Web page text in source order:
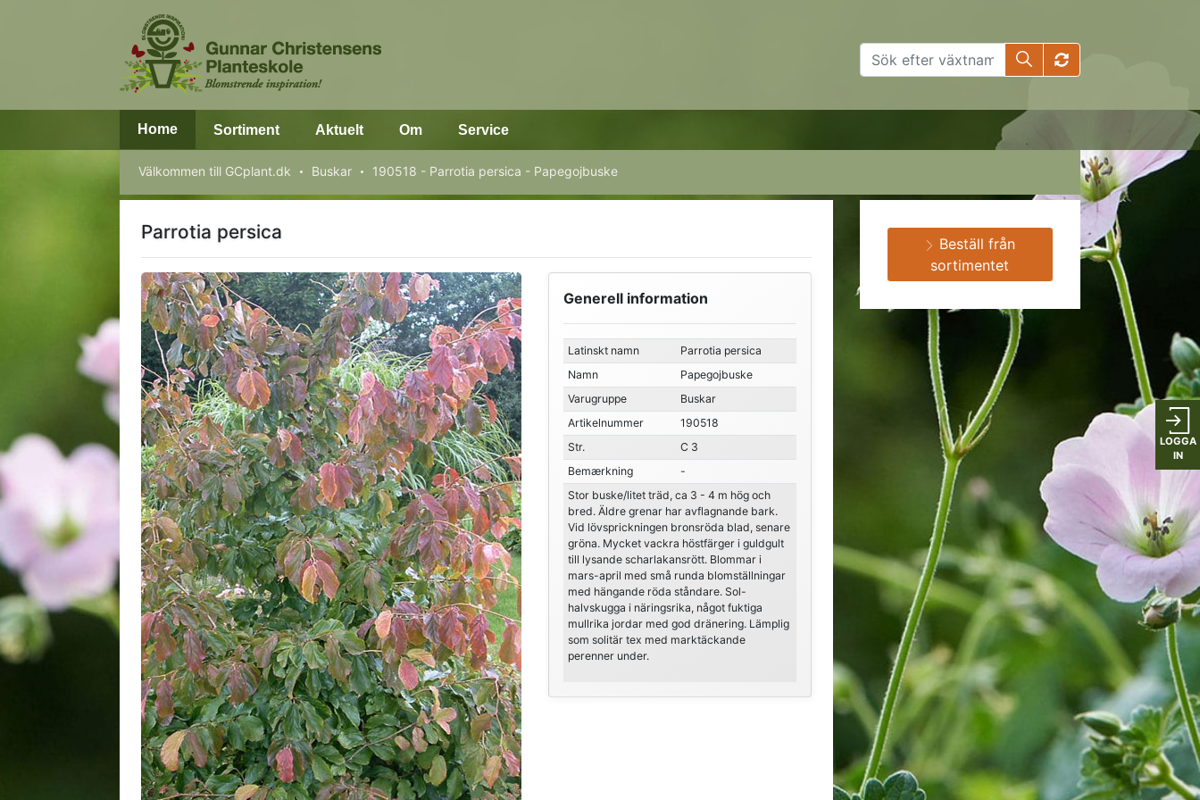
LOGGA
IN
Home Sortiment Aktuelt Om Service
Välkommen till GCplant.dk Buskar 190518 - Parrotia persica - Papegojbuske
Parrotia persica
Generell information
Latinskt namn
Parrotia persica
Namn
Papegojbuske
Varugruppe
Buskar
Artikelnummer
190518
Str.
C 3
Bemærkning
-
Stor buske/litet träd, ca 3 - 4 m hög och
bred. Äldre grenar har avflagnande bark.
Vid lövsprickningen bronsröda blad, senare
gröna. Mycket vackra höstfärger i guldgult
till lysande scharlakansrött. Blommar i
mars-april med små runda blomställningar
med hängande röda ståndare. Sol-
halvskugga i näringsrika, något fuktiga
mullrika jordar med god dränering. Lämplig
som solitär tex med marktäckande
perenner under.
Beställ från
sortimentet